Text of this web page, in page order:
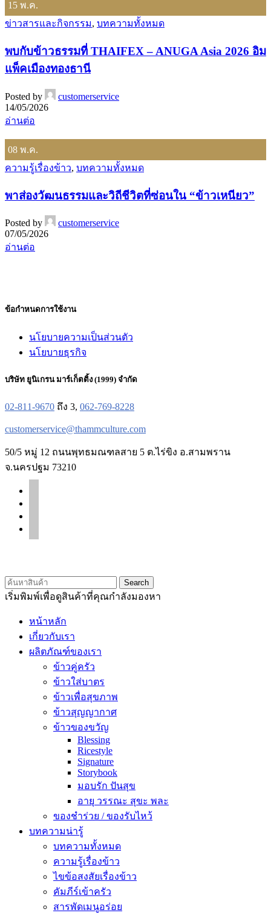
15 พ.ค.
ข่าวสารและกิจกรรม, บทความทั้งหมด
พบกับข้าวธรรมที่ THAIFEX – ANUGA Asia 2026 อิม
แพ็คเมืองทองธานี
Posted by
customerservice
14/05/2026
อ่านต่อ
08 พ.ค.
ความรู้เรื่องข้าว, บทความทั้งหมด
พาส่องวัฒนธรรมและวิถีชีวิตที่ซ่อนใน “ข้าวเหนียว”
Posted by
customerservice
07/05/2026
อ่านต่อ
ข้อกำหนดการใช้งาน
นโยบายความเป็นส่วนตัว
นโยบายธุรกิจ
บริษัท ยูนิเกรน มาร์เก็ตติ้ง (1999) จำกัด
02-811-9670 ถึง 3, 062-769-8228
customerservice@thammculture.com
50/5 หมู่ 12 ถนนพุทธมณฑลสาย 5 ต.ไร่ขิง อ.สามพราน
จ.นครปฐม 73210
Search
เริ่มพิมพ์เพื่อดูสินค้าที่คุณกำลังมองหา
หน้าหลัก
เกี่ยวกับเรา
ผลิตภัณฑ์ของเรา
ข้าวคู่ครัว
ข้าวใส่บาตร
ข้าวเพื่อสุขภาพ
ข้าวสุญญากาศ
ข้าวของขวัญ
Blessing
Ricestyle
Signature
Storybook
มอบรัก ปันสุข
อายุ วรรณะ สุขะ พละ
ของชำร่วย / ของรับไหว้
บทความน่ารู้
บทความทั้งหมด
ความรู้เรื่องข้าว
ไขข้อสงสัยเรื่องข้าว
คัมภีร์เข้าครัว
สารพัดเมนูอร่อย